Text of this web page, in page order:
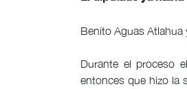
Benito Aguas Atlahua
Durante el proceso
entonces que hizo la